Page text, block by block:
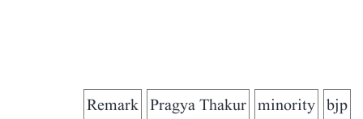
bjp
minority
Pragya Thakur
Remark